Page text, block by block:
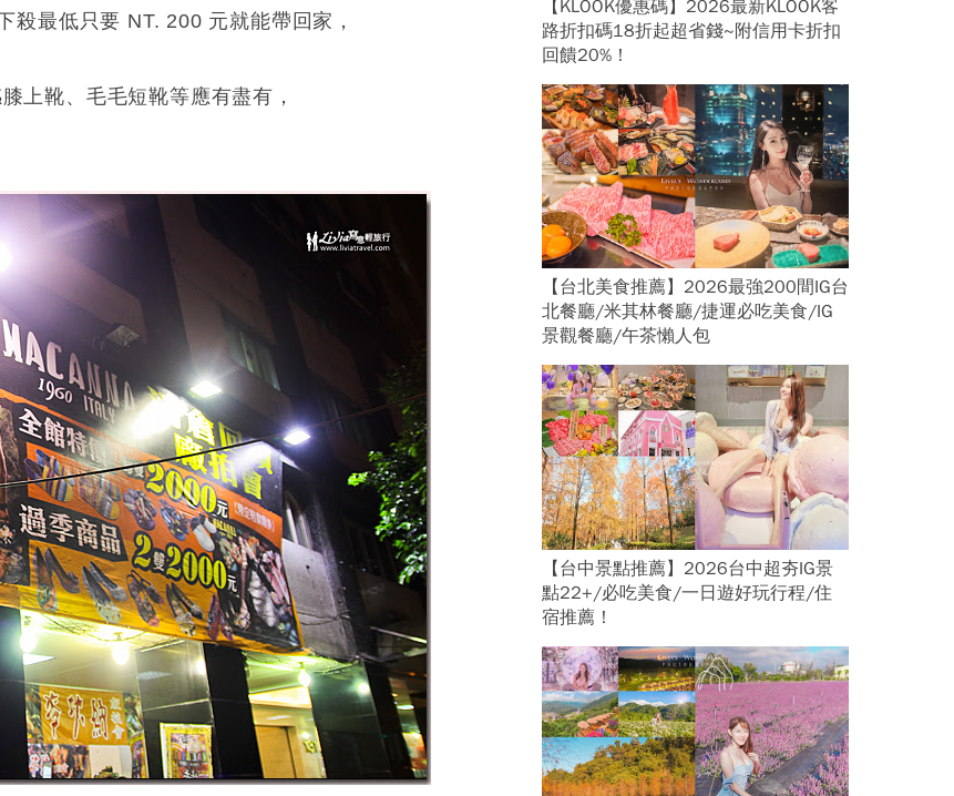
最低只要 NT. 200 元就能帶回家，
上靴、毛毛短靴等應有盡有，
【KLOOK優惠碼】2026最新KLOOK客
路折扣碼18折起超省錢~附信用卡折扣
回饋20%！
【台北美食推薦】2026最強200間IG台
北餐廳/米其林餐廳/捷運必吃美食/IG
景觀餐廳/午茶懶人包
【台中景點推薦】2026台中超夯IG景
點22+/必吃美食/一日遊好玩行程/住
宿推薦！